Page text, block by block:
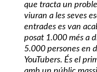
que tracta un
viuran a les seves
entrades es van
posat 1.000 més a
5.000 persones en
YouTubers. És el